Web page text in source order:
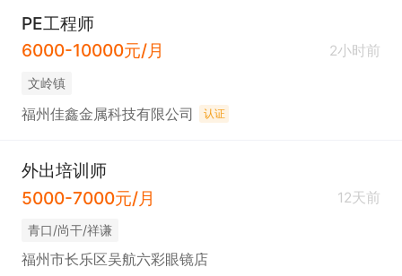
PE工程师
6000-10000元/月
2小时前
​文岭镇
福州佳鑫金属科技有限公司 认证
外出培训师
5000-7000元/月
12天前
青口/尚干/祥谦
福州市长乐区吴航六彩眼镜店